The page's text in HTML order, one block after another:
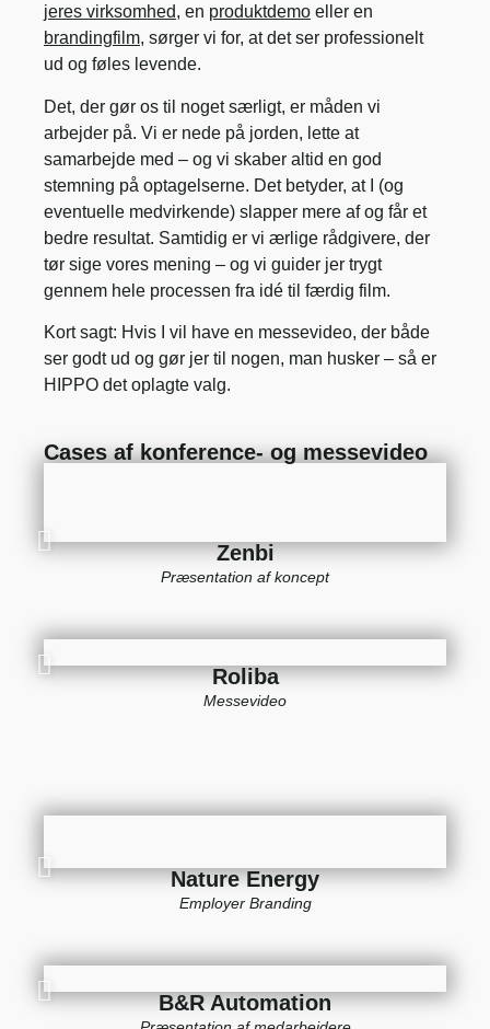
jeres virksomhed, en produktdemo eller en
brandingfilm, sørger vi for, at det ser professionelt
ud og føles levende.
Det, der gør os til noget særligt, er måden vi
arbejder på. Vi er nede på jorden, lette at
samarbejde med – og vi skaber altid en god
stemning på optagelserne. Det betyder, at I (og
eventuelle medvirkende) slapper mere af og får et
bedre resultat. Samtidig er vi ærlige rådgivere, der
tør sige vores mening – og vi guider jer trygt
gennem hele processen fra idé til færdig film.
Kort sagt: Hvis I vil have en messevideo, der både
ser godt ud og gør jer til nogen, man husker – så er
HIPPO det oplagte valg.
Cases af konference- og messevideo
Zenbi
Præsentation af koncept
Roliba
Messevideo
Nature Energy
Employer Branding
B&R Automation​